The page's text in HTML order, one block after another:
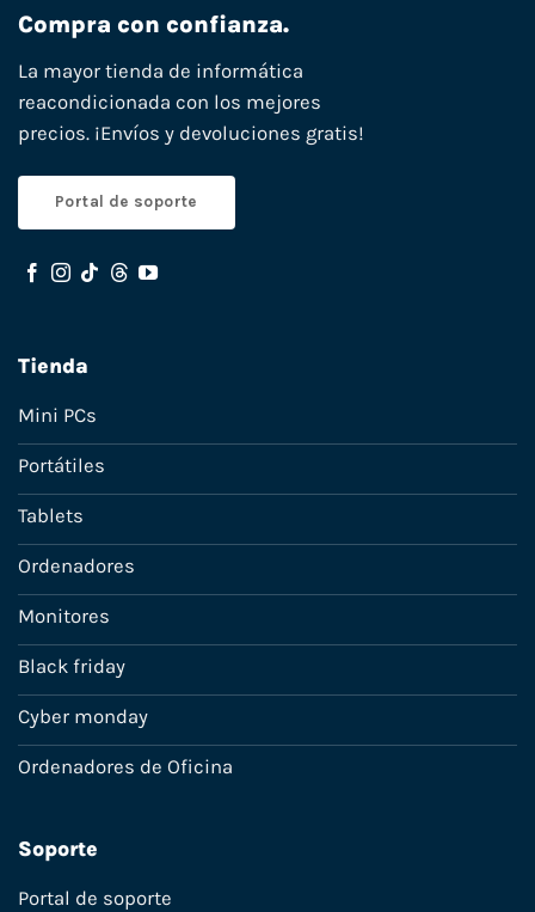
Compra con confianza.
La mayor tienda de informática
reacondicionada con los mejores
precios. ¡Envíos y devoluciones gratis!
Portal de soporte
Tienda
Mini PCs
Portátiles
Tablets
Ordenadores
Monitores
Black friday
Cyber monday
Ordenadores de Oficina
Soporte
Portal de soporte